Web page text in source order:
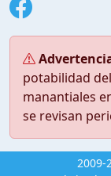
potabilidad
manantiales
se revisan
2009-